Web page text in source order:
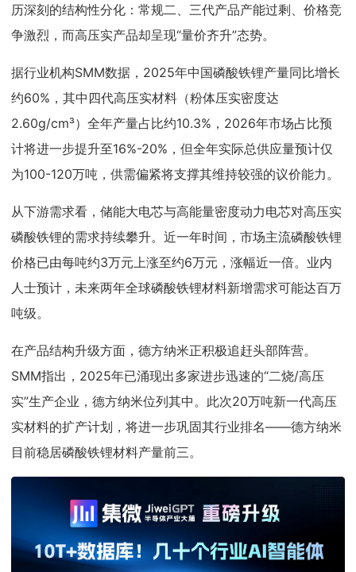
历深刻的结构性分化：常规二、三代产品产能过剩、价格竞
争激烈，而高压实产品却呈现“量价齐升”态势。
据行业机构SMM数据，2025年中国磷酸铁锂产量同比增长
约60%，其中四代高压实材料（粉体压实密度达
2.60g/cm³）全年产量占比约10.3%，2026年市场占比预
计将进一步提升至16%-20%，但全年实际总供应量预计仅
为100-120万吨，供需偏紧将支撑其维持较强的议价能力。
从下游需求看，储能大电芯与高能量密度动力电芯对高压实
磷酸铁锂的需求持续攀升。近一年时间，市场主流磷酸铁锂
价格已由每吨约3万元上涨至约6万元，涨幅近一倍。业内
人士预计，未来两年全球磷酸铁锂材料新增需求可能达百万
吨级。
在产品结构升级方面，德方纳米正积极追赶头部阵营。
SMM指出，2025年已涌现出多家进步迅速的“二烧/高压
实”生产企业，德方纳米位列其中。此次20万吨新一代高压
实材料的扩产计划，将进一步巩固其行业排名——德方纳米
目前稳居磷酸铁锂材料产量前三。